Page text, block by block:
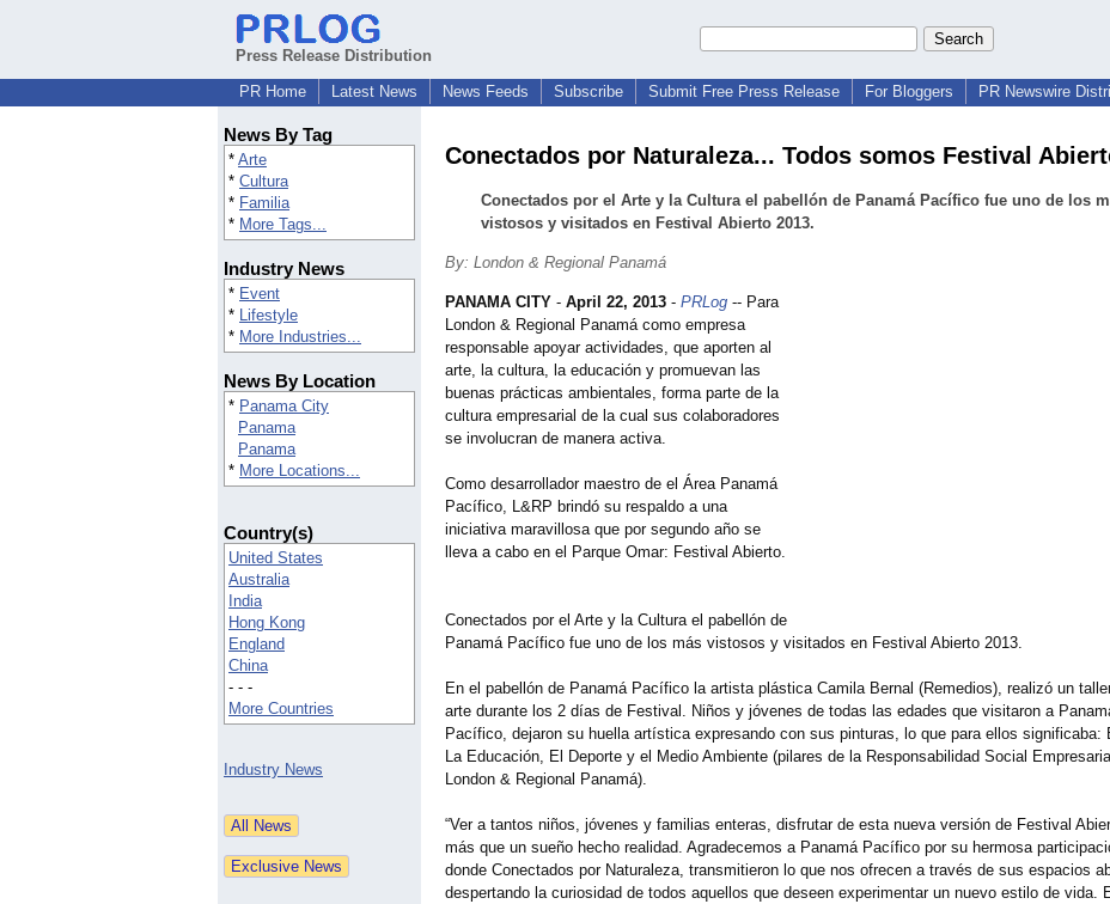
Press Release Distribution
PR Home
Latest News News Feeds Subscribe Submit Free Press Release For Bloggers PR Newswire
News By Tag
* Arte
* Cultura
* Familia
* More Tags...
Industry News
* Event
* Lifestyle
* More Industries...
News By Location
* Panama City
Panama
Panama
* More Locations...
Country(s)
United States
Australia
India
Hong Kong
England
China
- - -
More Countries
Industry News
Conectados por Naturaleza... Todos somos Festival
Conectados por el Arte y la Cultura el pabellón de Panamá Pacífico fue uno de los
vistosos y visitados en Festival Abierto 2013.
By: London & Regional Panamá
PANAMA CITY - April 22, 2013 - PRLog -- Para
London & Regional Panamá como empresa
responsable apoyar actividades, que aporten al
arte, la cultura, la educación y promuevan las
buenas prácticas ambientales, forma parte de la
cultura empresarial de la cual sus colaboradores
se involucran de manera activa.
Como desarrollador maestro de el Área Panamá
Pacífico, L&RP brindó su respaldo a una
iniciativa maravillosa que por segundo año se
lleva a cabo en el Parque Omar: Festival Abierto.
Conectados por el Arte y la Cultura el pabellón de
Panamá Pacífico fue uno de los más vistosos y visitados en Festival Abierto 2013.
En el pabellón de Panamá Pacífico la artista plástica Camila Bernal (Remedios), realizó un
arte durante los 2 días de Festival. Niños y jóvenes de todas las edades que visitaron a
Pacífico, dejaron su huella artística expresando con sus pinturas, lo que para ellos significaba:
La Educación, El Deporte y el Medio Ambiente (pilares de la Responsabilidad Social
London & Regional Panamá).
“Ver a tantos niños, jóvenes y familias enteras, disfrutar de esta nueva versión de Festival
más que un sueño hecho realidad. Agradecemos a Panamá Pacífico por su hermosa
donde Conectados por Naturaleza, transmitieron lo que nos ofrecen a través de sus espacios
despertando la curiosidad de todos aquellos que deseen experimentar un nuevo estilo de vida.